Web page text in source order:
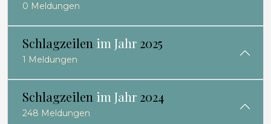
0 Meldungen
Schlagzeilen im Jahr 2025
1 Meldungen
Schlagzeilen im Jahr 2024
248 Meldungen